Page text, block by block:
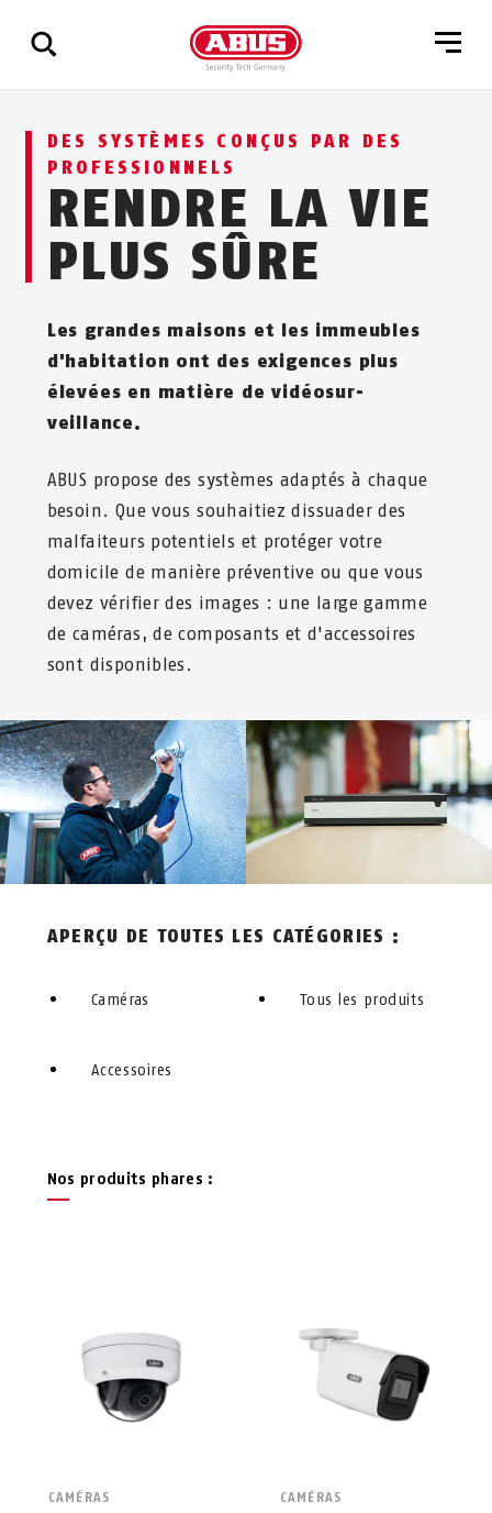
Affichage
de
les
DES SYSTÈMES CONÇUS PAR DES
PROFESSIONNELS
RENDRE LA VIE
PLUS SÛRE
Les grandes maisons et les immeubles
d'habitation ont des exigences plus
élevées en matière de vi­déo­sur­
veillance.
ABUS propose des systèmes adaptés à chaque
besoin. Que vous souhaitiez dissuader des
malfaiteurs potentiels et protéger votre
domicile de manière préventive ou que vous
devez vérifier des images : une large gamme
de caméras, de composants et d'accessoires
sont disponibles.
APERÇU DE TOUTES LES CATÉGORIES :
Caméras
Accessoires
Tous les produits
Nos produits phares :
CAMÉRAS CAMÉRAS